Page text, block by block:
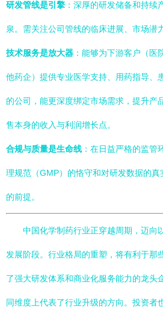
研发管线是引擎 ：深厚的研发储备和持续
泉。需关注公司管线的临床进展、市场潜
技术服务是放大器 ：能够为下游客户（医
他药企）提供专业医学支持、用药指导、
的公司，能更深度绑定市场需求，提升产
售本身的收入与利润增长点。
合规与质量是生命线 ：在日益严格的监管
理规范（GMP）的恪守和对研发数据的
的前提。
中国化学制药行业正穿越周期，迈向
发展阶段。行业格局的重塑，将有利于那
了强大研发体系和商业化服务能力的龙头
同维度上代表了行业升级的方向。投资者